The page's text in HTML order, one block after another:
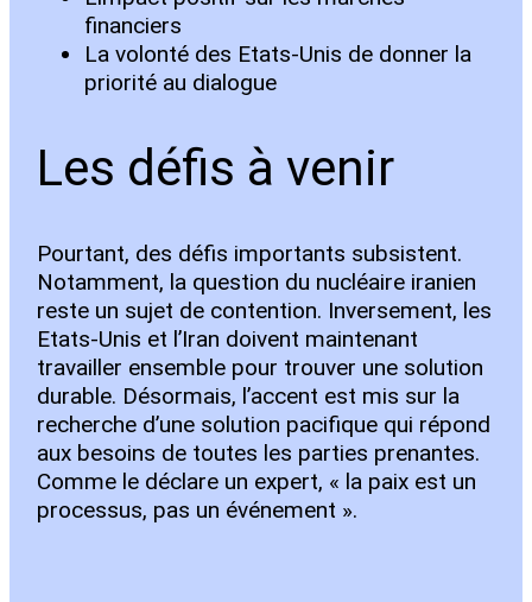
financiers
La volonté des Etats-Unis de donner la
priorité au dialogue
Les défis à venir
Pourtant, des défis importants subsistent.
Notamment, la question du nucléaire iranien
reste un sujet de contention. Inversement, les
Etats-Unis et l’Iran doivent maintenant
travailler ensemble pour trouver une solution
durable. Désormais, l’accent est mis sur la
recherche d’une solution pacifique qui répond
aux besoins de toutes les parties prenantes.
Comme le déclare un expert, « la paix est un
processus, pas un événement ».